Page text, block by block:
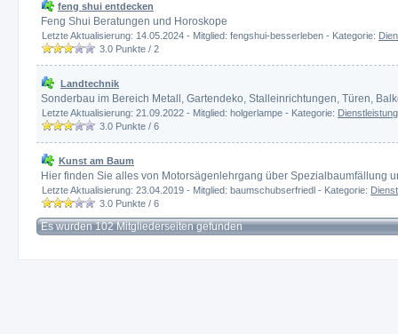
feng shui entdecken
Feng Shui Beratungen und Horoskope
Letzte Aktualisierung: 14.05.2024 - Mitglied: fengshui-besserleben - Kategorie:
3.0 Punkte / 2
Landtechnik
Sonderbau im Bereich Metall, Gartendeko, Stalleinrichtungen, Türen,
Letzte Aktualisierung: 21.09.2022 - Mitglied: holgerlampe - Kategorie:
3.0 Punkte / 6
Kunst am Baum
Hier finden Sie alles von Motorsägenlehrgang über Spezialbaumfällung
Letzte Aktualisierung: 23.04.2019 - Mitglied: baumschubserfriedl - Kategorie:
3.0 Punkte / 6
Es wurden 102 Mitgliederseiten gefunden